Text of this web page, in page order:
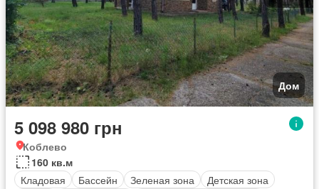
Дом
5 098 980 грн
Коблево
160 кв.м
Кладовая
Бассейн Зеленая зона
Детская зона